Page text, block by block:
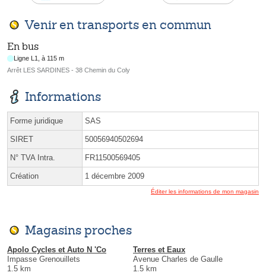
Venir en transports en commun
En bus
Ligne L1, à 115 m
Arrêt LES SARDINES - 38 Chemin du Coly
Informations
Forme juridique SAS
SIRET 50056940502694
N° TVA Intra. FR11500569405
Création 1 décembre 2009
Éditer les informations de mon magasin
Magasins proches
Apolo Cycles et Auto N 'Co
Impasse Grenouillets
1.5 km
Terres et Eaux
Avenue Charles de Gaulle
1.5 km